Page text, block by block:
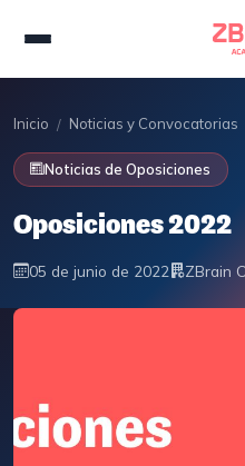
Inicio / Noticias y Convocatorias
Noticias de Oposiciones
Oposiciones 2022
05 de junio de 2022 ZBrain